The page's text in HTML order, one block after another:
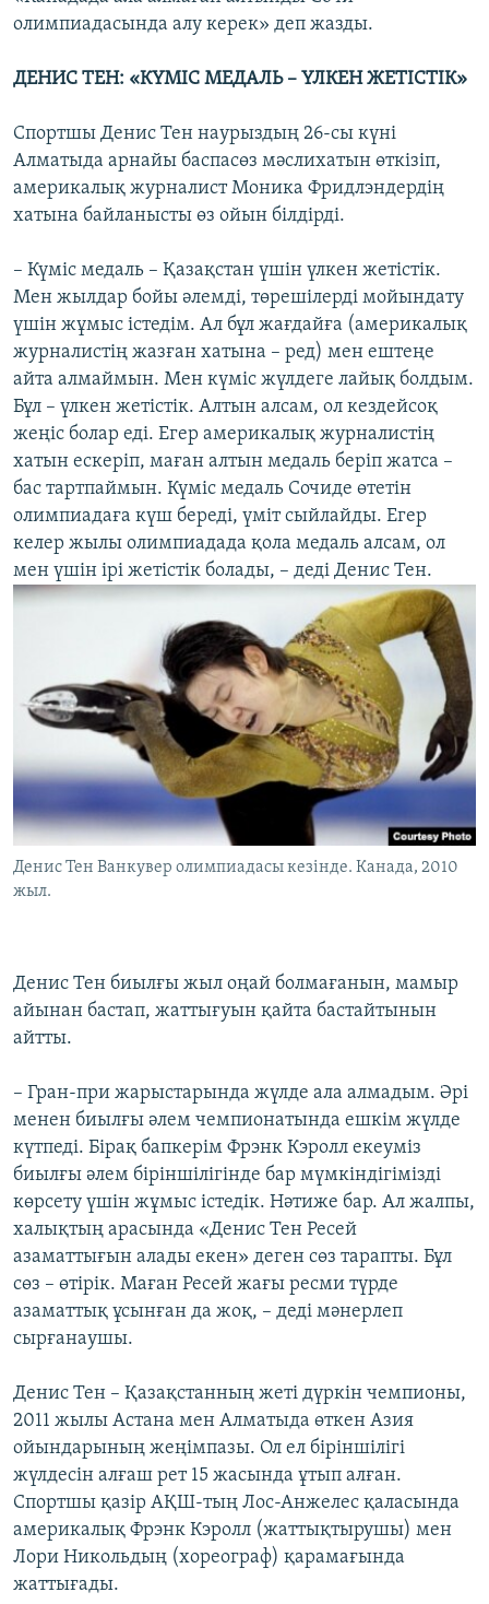
олимпиадасында алу керек» деп жазды.
ДЕНИС ТЕН: «КҮМІС МЕДАЛЬ – ҮЛКЕН ЖЕТІСТІК»
Спортшы Денис Тен наурыздың 26-сы күні
Алматыда арнайы баспасөз мәслихатын өткізіп,
америкалық журналист Моника Фридлэндердің
хатына байланысты өз ойын білдірді.
– Күміс медаль – Қазақстан үшін үлкен жетістік.
Мен жылдар бойы әлемді, төрешілерді мойындату
үшін жұмыс істедім. Ал бұл жағдайға (америкалық
журналистің жазған хатына – ред) мен ештеңе
айта алмаймын. Мен күміс жүлдеге лайық болдым.
Бұл – үлкен жетістік. Алтын алсам, ол кездейсоқ
жеңіс болар еді. Егер америкалық журналистің
хатын ескеріп, маған алтын медаль беріп жатса –
бас тартпаймын. Күміс медаль Сочиде өтетін
олимпиадаға күш береді, үміт сыйлайды. Егер
келер жылы олимпиадада қола медаль алсам, ол
мен үшін ірі жетістік болады, – деді Денис Тен.
Денис Тен Ванкувер олимпиадасы кезінде. Канада, 2010
жыл.
Денис Тен биылғы жыл оңай болмағанын, мамыр
айынан бастап, жаттығуын қайта бастайтынын
айтты.
– Гран-при жарыстарында жүлде ала алмадым. Әрі
менен биылғы әлем чемпионатында ешкім жүлде
күтпеді. Бірақ бапкерім Фрэнк Кэролл екеуміз
биылғы әлем біріншілігінде бар мүмкіндігімізді
көрсету үшін жұмыс істедік. Нәтиже бар. Ал жалпы,
халықтың арасында «Денис Тен Ресей
азаматтығын алады екен» деген сөз тарапты. Бұл
сөз – өтірік. Маған Ресей жағы ресми түрде
азаматтық ұсынған да жоқ, – деді мәнерлеп
сырғанаушы.
Денис Тен – Қазақстанның жеті дүркін чемпионы,
2011 жылы Астана мен Алматыда өткен Азия
ойындарының жеңімпазы. Ол ел біріншілігі
жүлдесін алғаш рет 15 жасында ұтып алған.
Спортшы қазір АҚШ-тың Лос-Анжелес қаласында
америкалық Фрэнк Кэролл (жаттықтырушы) мен
Лори Никольдың (хореограф) қарамағында
жаттығады.